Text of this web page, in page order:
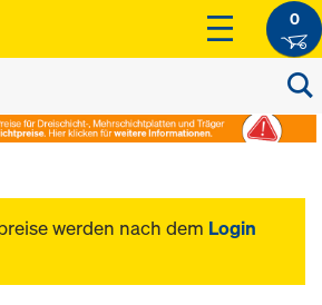
0
werden nach dem Login